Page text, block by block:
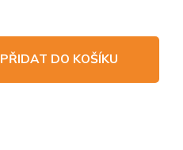
PŘIDAT DO KOŠÍKU